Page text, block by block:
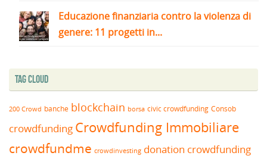
Educazione finanziaria contro la violenza di
genere: 11 progetti in...
Tag Cloud
200 Crowd banche blockchain borsa civic crowdfunding Consob
crowdfunding Crowdfunding Immobiliare
crowdfundme crowdinvesting donation crowdfunding